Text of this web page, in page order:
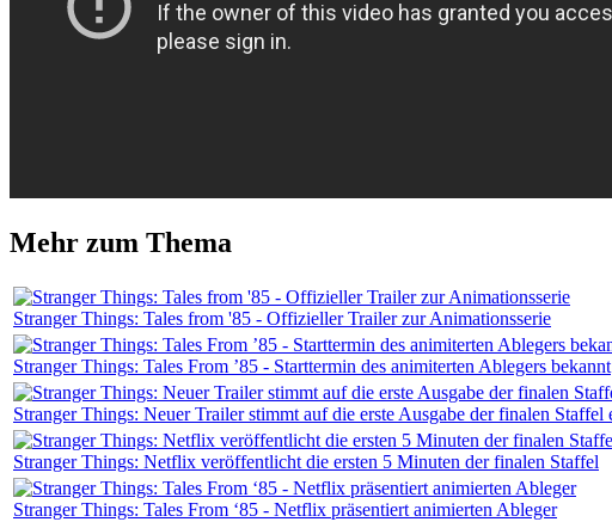
Mehr zum Thema
Stranger Things: Tales from '85 - Offizieller Trailer zur Animationsserie
Stranger Things: Tales From ’85 - Starttermin des animiterten Ablegers bekannt
Stranger Things: Neuer Trailer stimmt auf die erste Ausgabe der finalen Staffel
Stranger Things: Netflix veröffentlicht die ersten 5 Minuten der finalen Staffel
Stranger Things: Tales From ‘85 - Netflix präsentiert animierten Ableger